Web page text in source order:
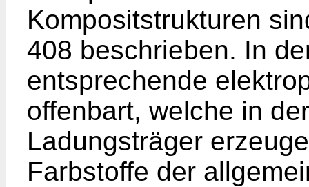
Kompositstrukturen
408 beschrieben. In
entsprechende
offenbart, welche in
Ladungsträger
Farbstoffe der